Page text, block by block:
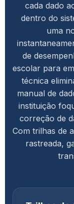
cada dado
dentro do
uma
de
escolar para
técnica
manual de
instituição
correção de
Com trilhas de
rastreada,